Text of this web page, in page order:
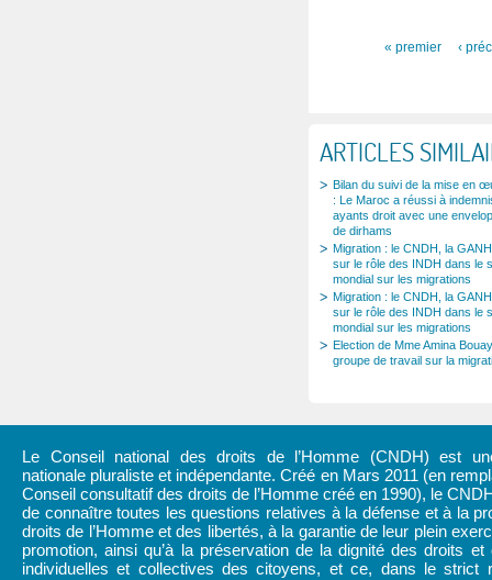
« premier ‹
ARTICLES
Bilan du suivi de la mise en
: Le Maroc a réussi à
ayants droit avec une
de dirhams
Migration : le CNDH, la
sur le rôle des INDH dans le
mondial sur les migrations
Migration : le CNDH, la
sur le rôle des INDH dans le
mondial sur les migrations
Election de Mme Amina
groupe de travail sur la
Le Conseil national des droits de l’Homme (CNDH) est
nationale pluraliste et indépendante. Créé en Mars 2011 (en
Conseil consultatif des droits de l’Homme créé en 1990), le
de connaître toutes les questions relatives à la défense et à la
droits de l’Homme et des libertés, à la garantie de leur plein
promotion, ainsi qu’à la préservation de la dignité des droits et
individuelles et collectives des citoyens, et ce, dans le strict